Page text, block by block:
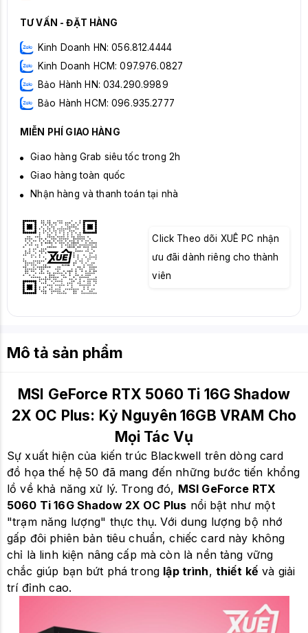
TƯ VẤN - ĐẶT HÀNG
Kinh Doanh HN: 056.812.4444
Kinh Doanh HCM: 097.976.0827
Bảo Hành HN: 034.290.9989
Bảo Hành HCM: 096.935.2777
MIỄN PHÍ GIAO HÀNG
Giao hàng Grab siêu tốc trong 2h
Giao hàng toàn quốc
Nhận hàng và thanh toán tại nhà
Click Theo dõi XUÊ PC nhận
ưu đãi dành riêng cho thành
viên
Mô tả sản phẩm
MSI GeForce RTX 5060 Ti 16G Shadow
2X OC Plus: Kỷ Nguyên 16GB VRAM Cho
Mọi Tác Vụ
Sự xuất hiện của kiến trúc Blackwell trên dòng card
đồ họa thế hệ 50 đã mang đến những bước tiến khổng
lồ về khả năng xử lý. Trong đó, MSI GeForce RTX
5060 Ti 16G Shadow 2X OC Plus nổi bật như một
"trạm năng lượng" thực thụ. Với dung lượng bộ nhớ
gấp đôi phiên bản tiêu chuẩn, chiếc card này không
chỉ là linh kiện nâng cấp mà còn là nền tảng vững
chắc giúp bạn bứt phá trong lập trình, thiết kế và giải
trí đỉnh cao.